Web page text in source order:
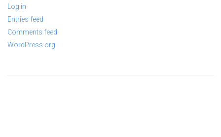
Log in
Entries feed
Comments feed
WordPress.org